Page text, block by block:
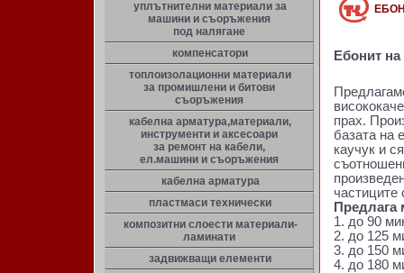
уплътнителни материали за
машини и съоръжения
под налягане
компенсатори
топлоизолационни материали
за промишлени и битови
съоръжения
кабелна арматура,материали,
инструменти и аксесоари
за ремонт на кабели,
ел.машини и съоръжения
кабелна арматура
пластмаси технически
композитни слоести материали-
ламинати
задвижващи елементи
Ебонит на
прах.
базата на
каучук и
частиците
Предлага
1. до 90
2. до 125
3. до 150
4. до 180